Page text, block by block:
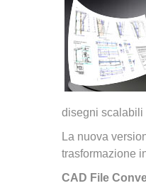
disegni scalabili
La nuova
trasformazione
CAD File